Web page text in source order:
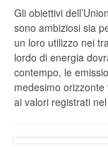
Gli obiettivi
sono ambiziosi sia
un loro utilizzo nei
lordo di energia
contempo, le
medesimo orizzonte
ai valori registrati